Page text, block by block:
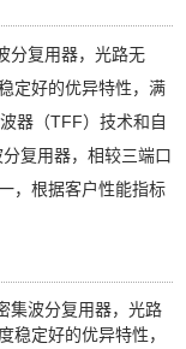
分复用器，光路无
定好的优异特性，满
器（TFF）技术和自
复用器，相较三端口
，根据客户性能指标
集波分复用器，光路
稳定好的优异特性，